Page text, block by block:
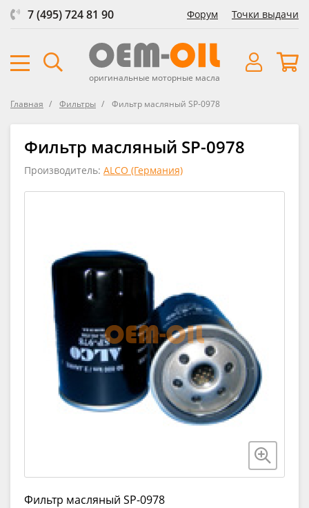
7 (495) 724 81 90 Форум Точки выдачи
оригинальные моторные масла
Главная Фильтры Фильтр масляный SP-0978
Фильтр масляный SP-0978
Производитель: ALCO (Германия)
Фильтр масляный SP-0978